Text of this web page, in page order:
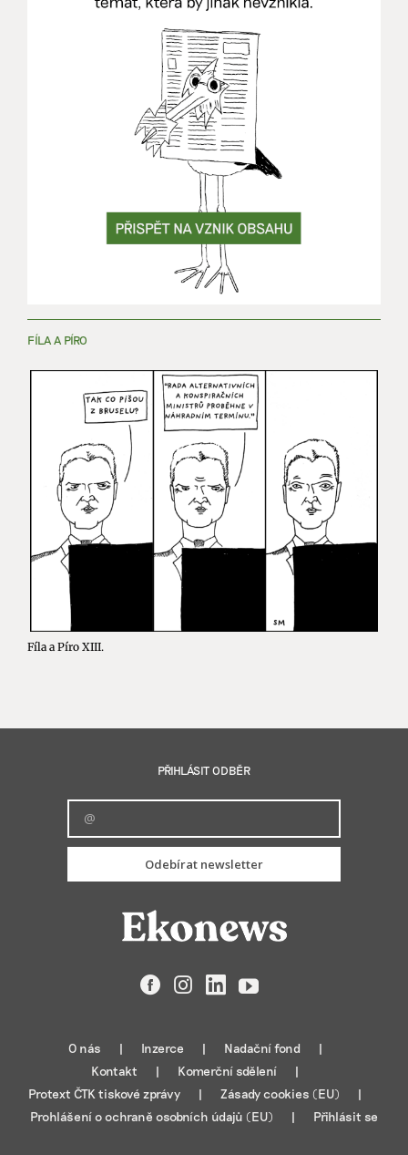
FÍLA A PÍRO
Fíla a Píro XIII.
PŘIHLÁSIT ODBĚR
Odebírat newsletter
FacebookInstagramLinkedIn
YouTube
O nás Inzerce
Nadační fond
Kontakt
Komerční sdělení
Protext ČTK tiskové zprávy
Zásady cookies (EU)
Prohlášení o ochraně osobních údajů (EU)
Přihlásit se